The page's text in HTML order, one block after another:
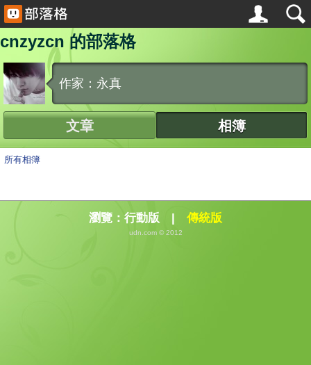
cnzyzcn 的部落格
作家：永真
文章 相簿
所有相簿
瀏覽： 行動版 | 傳統版
udn.com © 2012